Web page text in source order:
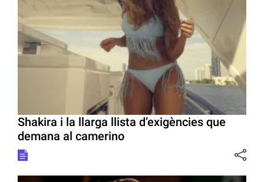
Shakira i la llarga llista d’exigències que
demana al camerino